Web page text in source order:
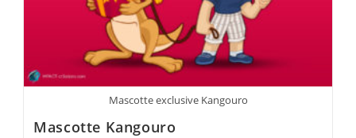
Mascotte exclusive Kangouro
Mascotte Kangouro